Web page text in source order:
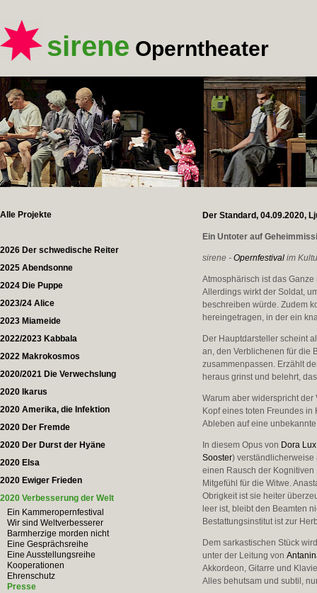
sirene Operntheater
Alle Projekte
2026 Der schwedische Reiter
2025 Abendsonne
2024 Die Puppe
2023/24 Alice
2023 Miameide
2022/2023 Kabbala
2022 Makrokosmos
2020/2021 Die Verwechslung
2020 Ikarus
2020 Amerika, die Infektion
2020 Der Fremde
2020 Der Durst der Hyäne
2020 Elsa
2020 Ewiger Frieden
2020 Verbesserung der Welt
Ein Kammeropernfestival
Wir sind Weltverbesserer
Barmherzige morden nicht
Eine Gesprächsreihe
Eine Ausstellungsreihe
Kooperationen
Ehrenschutz
Presse
Der Standard, 04.09.2020,
Ein Untoter auf
sirene -Opernfestival im
Atmosphärisch ist das
Allerdings wirkt der Soldat,
beschreiben würde. Zudem
hereingetragen, in der ein
Der Hauptdarsteller scheint
an, den Verblichenen für die
zusammenpassen. Erzählt
heraus grinst und belehrt,
Warum aber widerspricht
Kopf eines toten Freundes
Ableben auf eine
In diesem Opus von Dora Lux
Sooster)
einen Rausch der
Mitgefühl für die Witwe.
Obrigkeit ist sie heiter
leer ist, bleibt den Beamten
Bestattungsinstitut ist zur
Dem sarkastischen Stück
unter der Leitung von
Akkordeon, Gitarre und
Alles behutsam und subtil,